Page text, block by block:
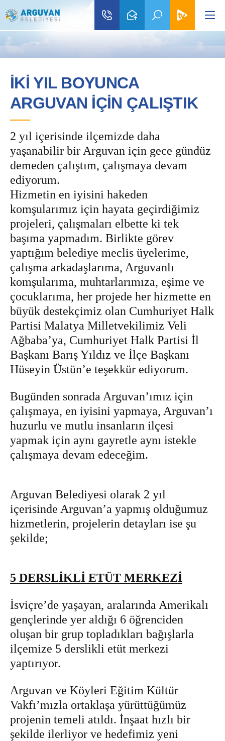
İKİ YIL BOYUNCA
ARGUVAN İÇİN ÇALIŞTIK
2 yıl içerisinde ilçemizde daha
yaşanabilir bir Arguvan için gece gündüz
demeden çalıştım, çalışmaya devam
ediyorum.
Hizmetin en iyisini hakeden
komşularımız için hayata geçirdiğimiz
projeleri, çalışmaları elbette ki tek
başıma yapmadım. Birlikte görev
yaptığım belediye meclis üyelerime,
çalışma arkadaşlarıma, Arguvanlı
komşularıma, muhtarlarımıza, eşime ve
çocuklarıma, her projede her hizmette en
büyük destekçimiz olan Cumhuriyet Halk
Partisi Malatya Milletvekilimiz Veli
Ağbaba’ya, Cumhuriyet Halk Partisi İl
Başkanı Barış Yıldız ve İlçe Başkanı
Hüseyin Üstün’e teşekkür ediyorum.
Bugünden sonrada Arguvan’ımız için
çalışmaya, en iyisini yapmaya, Arguvan’ı
huzurlu ve mutlu insanların ilçesi
yapmak için aynı gayretle aynı istekle
çalışmaya devam edeceğim.
Arguvan Belediyesi olarak 2 yıl
içerisinde Arguvan’a yapmış olduğumuz
hizmetlerin, projelerin detayları ise şu
şekilde;
5 DERSLİKLİ ETÜT MERKEZİ
İsviçre’de yaşayan, aralarında Amerikalı
gençlerinde yer aldığı 6 öğrenciden
oluşan bir grup topladıkları bağışlarla
ilçemize 5 derslikli etüt merkezi
yaptırıyor.
Arguvan ve Köyleri Eğitim Kültür
Vakfı’mızla ortaklaşa yürüttüğümüz
projenin temeli atıldı. İnşaat hızlı bir
şekilde ilerliyor ve hedefimiz yeni